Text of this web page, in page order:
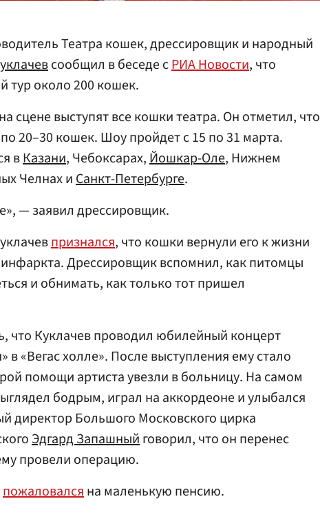
Театра кошек, дрессировщик и народный
сообщил в беседе сРИА Новости, что
тур около 200 кошек.
сцене выступят все кошки театра. Он отметил, что
20–30 кошек. Шоу пройдет с 15 по 31 марта.
вКазани, Чебоксарах,Йошкар-Оле, Нижнем
Челнах иСанкт-Петербурге.
— заявил дрессировщик.
признался, что кошки вернули его к жизни
Дрессировщик вспомнил, как питомцы
и обнимать, как только тот пришел
что Куклачев проводил юбилейный концерт
«Вегас холле». После выступления ему стало
помощи артиста увезли в больницу. На самом
бодрым, играл на аккордеоне и улыбался
директор Большого Московского цирка
Эдгард Запашныйговорил, что он перенес
провели операцию.
пожаловалсяна маленькую пенсию.